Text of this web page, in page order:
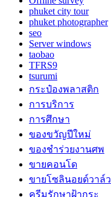
phuket city tour
phuket photographer
seo
Server windows
taobao
TFRS9
tsurumi
กระป๋องพลาสติก
การบริการ
การศึกษา
ของขวัญปีใหม่
ของชำร่วยงานศพ
ขายคอนโด
ขายโซลินอยด์วาล์ว
ครีมรักษาฝ้ากระ